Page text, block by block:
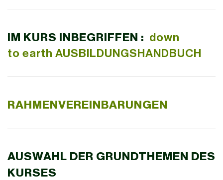
IM KURS INBEGRIFFEN : down
to earth AUSBILDUNGSHANDBUCH
RAHMENVEREINBARUNGEN
AUSWAHL DER GRUNDTHEMEN DES
KURSES